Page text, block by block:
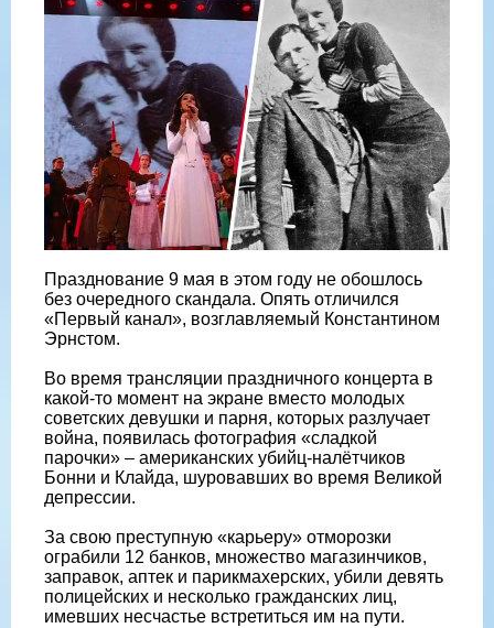
Празднование 9 мая в этом году не обошлось
без очередного скандала. Опять отличился
«Первый канал», возглавляемый Константином
Эрнстом.
Во время трансляции праздничного концерта в
какой-то момент на экране вместо молодых
советских девушки и парня, которых разлучает
война, появилась фотография «сладкой
парочки» – американских убийц-налётчиков
Бонни и Клайда, шуровавших во время Великой
депрессии.
За свою преступную «карьеру» отморозки
ограбили 12 банков, множество магазинчиков,
заправок, аптек и парикмахерских, убили девять
полицейских и несколько гражданских лиц,
имевших несчастье встретиться им на пути.